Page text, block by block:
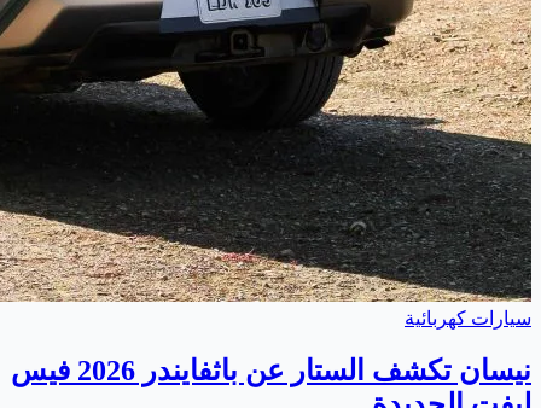
سيارات كهربائية
نيسان تكشف الستار عن باثفايندر 2026 فيس